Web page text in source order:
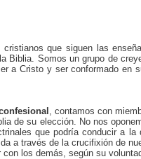
que siguen las
Biblia. Somos un grupo de
a Cristo y ser conformado en
, contamos con
de su elección. No nos
que podría conducir a la
a través de la crucifixión de
los demás, según su